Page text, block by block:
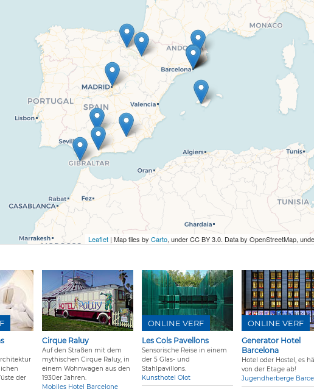
Leaflet | Map tiles by Carto, under CC BY 3.0. Data by OpenStreetMap,
der
Cirque Raluy
Auf den Straßen mit dem
mythischen Cirque Raluy, in
einem Wohnwagen aus den
1930er Jahren.
Mobiles Hotel Barcelone
Les Cols Pavellons
Sensorische Reise in einem
der 5 Glas- und
Stahlpavillons.
Kunsthotel Olot
ONLINE VERF
Generator Hotel
Barcelona
Hotel oder Hostel, es
von der Etage ab!
Jugendherberge
ONLINE VERF